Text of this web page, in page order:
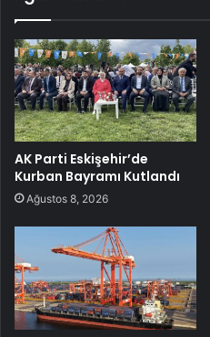
AK Parti Eskişehir’de
Kurban Bayramı Kutlandı
Ağustos 8, 2026